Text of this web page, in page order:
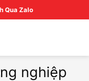
nghiệp
Qua Zalo